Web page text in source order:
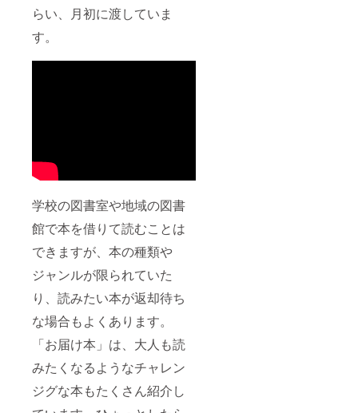
らい、月初に渡していま
す。
学校の図書室や地域の図書
館で本を借りて読むことは
できますが、本の種類や
ジャンルが限られていた
り、読みたい本が返却待ち
な場合もよくあります。
「お届け本」は、大人も読
みたくなるようなチャレン
ジグな本もたくさん紹介し